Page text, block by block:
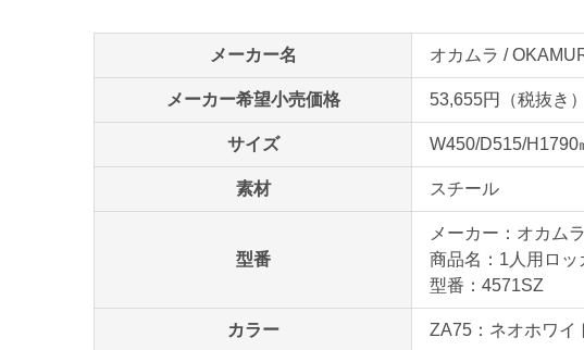
メーカー名 オカムラ /
メーカー希望小売価格 53,655円（税抜き
サイズ W450/D515/H1790
素材 スチール
型番
メーカー：オカムラ
商品名：1人用ロッ
型番：4571SZ
カラー ZA75：ネオホワイ